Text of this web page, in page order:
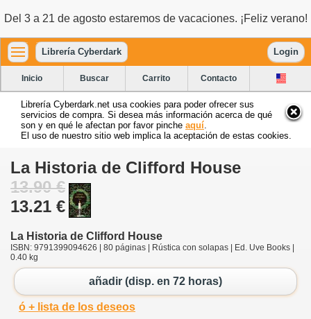
Del 3 a 21 de agosto estaremos de vacaciones. ¡Feliz verano!
Librería Cyberdark Login
Inicio Buscar Carrito Contacto
Librería Cyberdark.net usa cookies para poder ofrecer sus
servicios de compra. Si desea más información acerca de qué
son y en qué le afectan por favor pinche aquí
El uso de nuestro sitio web implica la aceptación de estas cookies.
La Historia de Clifford House
13.90 €
13.21 €
La Historia de Clifford House
ISBN: 9791399094626 | 80 páginas | Rústica con solapas | Ed. Uve Books |
0.40 kg
añadir (disp. en 72 horas)
ó + lista de los deseos